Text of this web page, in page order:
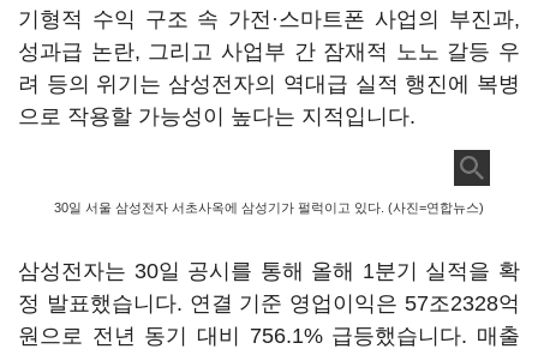
기형적 수익 구조 속 가전·스마트폰 사업의 부진과,
성과급 논란, 그리고 사업부 간 잠재적 노노 갈등 우
려 등의 위기는 삼성전자의 역대급 실적 행진에 복병
으로 작용할 가능성이 높다는 지적입니다.
30일 서울 삼성전자 서초사옥에 삼성기가 펄럭이고 있다. (사진=연합뉴스)
삼성전자는 30일 공시를 통해 올해 1분기 실적을 확
정 발표했습니다. 연결 기준 영업이익은57조2328억
원으로 전년 동기 대비 756.1% 급등했습니다. 매출